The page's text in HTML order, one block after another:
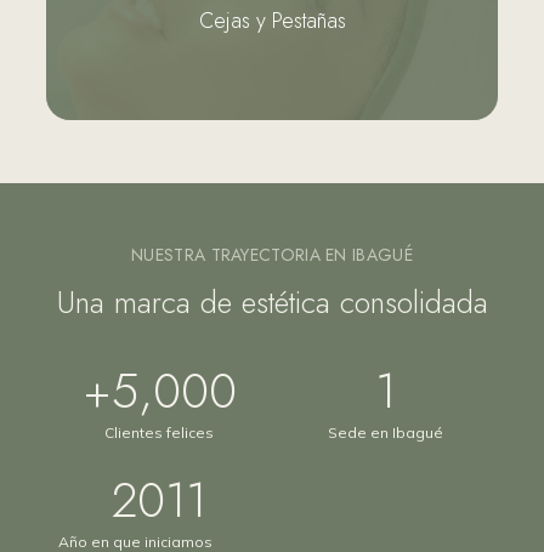
Cejas y Pestañas
Ver más...
NUESTRA TRAYECTORIA EN IBAGUÉ
Una marca de estética consolidada
Clientes felices
+5,000
Sede en Ibagué
1
Año en que iniciamos
2011